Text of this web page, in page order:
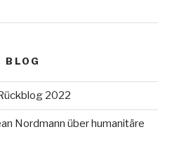
BLOG
2022
Nordmann über humanitäre